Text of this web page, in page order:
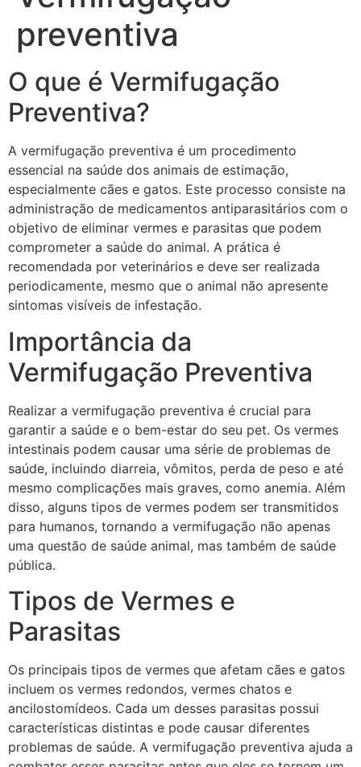
preventiva
O que é Vermifugação
Preventiva?
A vermifugação preventiva é um procedimento
essencial na saúde dos animais de estimação,
especialmente cães e gatos. Este processo consiste na
administração de medicamentos antiparasitários com o
objetivo de eliminar vermes e parasitas que podem
comprometer a saúde do animal. A prática é
recomendada por veterinários e deve ser realizada
periodicamente, mesmo que o animal não apresente
sintomas visíveis de infestação.
Importância da
Vermifugação Preventiva
Realizar a vermifugação preventiva é crucial para
garantir a saúde e o bem-estar do seu pet. Os vermes
intestinais podem causar uma série de problemas de
saúde, incluindo diarreia, vômitos, perda de peso e até
mesmo complicações mais graves, como anemia. Além
disso, alguns tipos de vermes podem ser transmitidos
para humanos, tornando a vermifugação não apenas
uma questão de saúde animal, mas também de saúde
pública.
Tipos de Vermes e
Parasitas
Os principais tipos de vermes que afetam cães e gatos
incluem os vermes redondos, vermes chatos e
ancilostomídeos. Cada um desses parasitas possui
características distintas e pode causar diferentes
problemas de saúde. A vermifugação preventiva ajuda a